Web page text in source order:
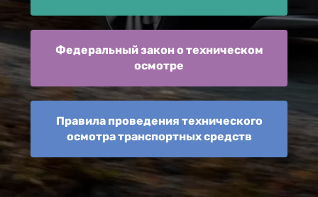
Федеральный закон о техническом
осмотре
Правила проведения технического
осмотра транспортных средств